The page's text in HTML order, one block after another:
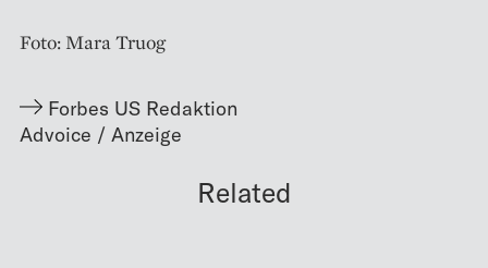
Foto: Mara Truog
Forbes US Redaktion
Related